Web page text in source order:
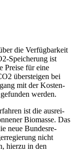
die Verfüg­barkeit
Speicherung ist
Preise für eine
übersteigen bei
mit der Kosten­
werden.
ist die ausrei­
Biomasse. Das
neue Bundes­re­
nicht
hierzu in den